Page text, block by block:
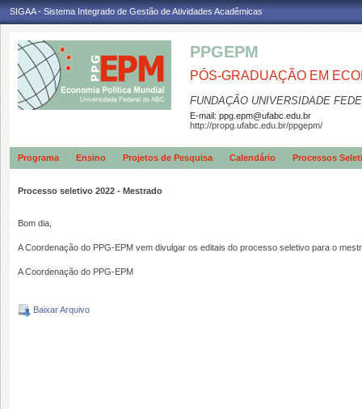
SIGAA - Sistema Integrado de Gestão de Atividades Acadêmicas
PPGEPM
PÓS-GRADUAÇÃO EM
FUNDAÇÃO UNIVERSIDADE
E-mail: ppg.epm@ufabc.edu.br
http://propg.ufabc.edu.br/ppgepm/
Programa Ensino Projetos de Pesquisa Calendário Processos
Processo seletivo 2022 - Mestrado
Bom dia,
A Coordenação do PPG-EPM vem divulgar os editais do processo seletivo para o
A Coordenação do PPG-EPM
Baixar Arquivo